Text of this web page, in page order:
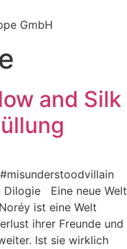
GmbH
and Silk
Dilogie Eine neue Welt
ist eine Welt
ihrer Freunde und
Ist sie wirklich